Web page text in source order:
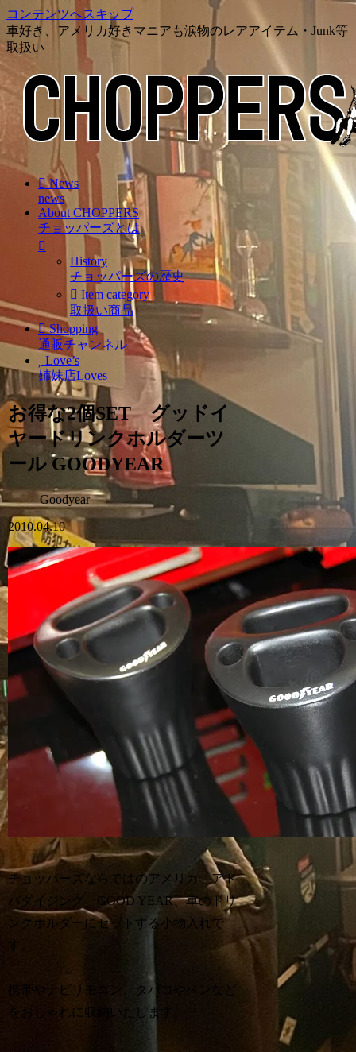
コンテンツへスキップ
車好き、アメリカ好きマニアも涙物のレアアイテム・Junk等
取扱い
News
news
About CHOPPERS
チョッパーズとは
History
チョッパーズの歴史
Item category
取扱い商品
Shopping
通販チャンネル
Love’s
姉妹店Loves
お得な2個SET グッドイ
ヤードリンクホルダーツ
ール GOODYEAR
Goodyear
2010.04.10
チョッパーズならではのアメリカ アド
バダイジング GOOD YEAR、車のドリ
ンクホルダーにセットする小物入れで
す。
携帯やナビリモコン、タバコやペンなど
をおしゃれに収納いたします。